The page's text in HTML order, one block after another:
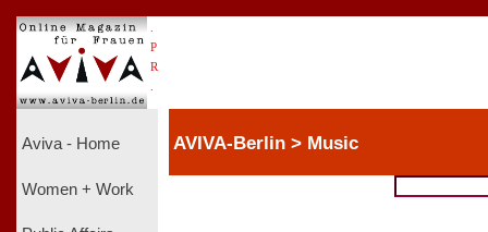
P
R
Aviva - Home
Women + Work
AVIVA-Berlin > Music